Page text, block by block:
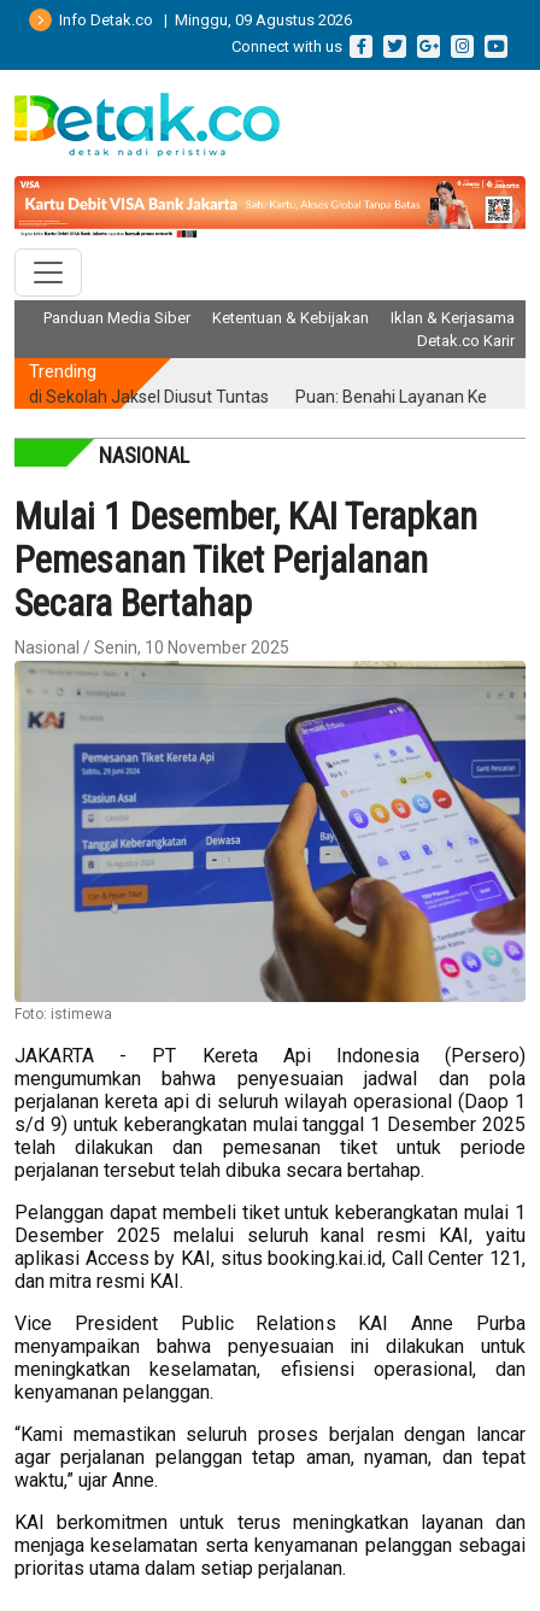
Info Detak.co | Minggu, 09 Agustus 2026
Connect with us
Panduan Media Siber Ketentuan & Kebijakan
Iklan & Kerjasama
Detak.co Karir
Trending
Jaksel Diusut Tuntas Puan: Benahi Layanan Kesehatan
NASIONAL
Mulai 1 Desember, KAI Terapkan
Pemesanan Tiket Perjalanan
Secara Bertahap
Nasional / Senin, 10 November 2025
Foto: istimewa
JAKARTA - PT Kereta Api Indonesia (Persero)
mengumumkan bahwa penyesuaian jadwal dan pola
perjalanan kereta api di seluruh wilayah operasional (Daop 1
s/d 9) untuk keberangkatan mulai tanggal 1 Desember 2025
telah dilakukan dan pemesanan tiket untuk periode
perjalanan tersebut telah dibuka secara bertahap.
Pelanggan dapat membeli tiket untuk keberangkatan mulai 1
Desember 2025 melalui seluruh kanal resmi KAI, yaitu
aplikasi Access by KAI, situs booking.kai.id, Call Center 121,
dan mitra resmi KAI.
Vice President Public Relations KAI Anne Purba
menyampaikan bahwa penyesuaian ini dilakukan untuk
meningkatkan keselamatan, efisiensi operasional, dan
kenyamanan pelanggan.
“Kami memastikan seluruh proses berjalan dengan lancar
agar perjalanan pelanggan tetap aman, nyaman, dan tepat
waktu,” ujar Anne.
KAI berkomitmen untuk terus meningkatkan layanan dan
menjaga keselamatan serta kenyamanan pelanggan sebagai
prioritas utama dalam setiap perjalanan.